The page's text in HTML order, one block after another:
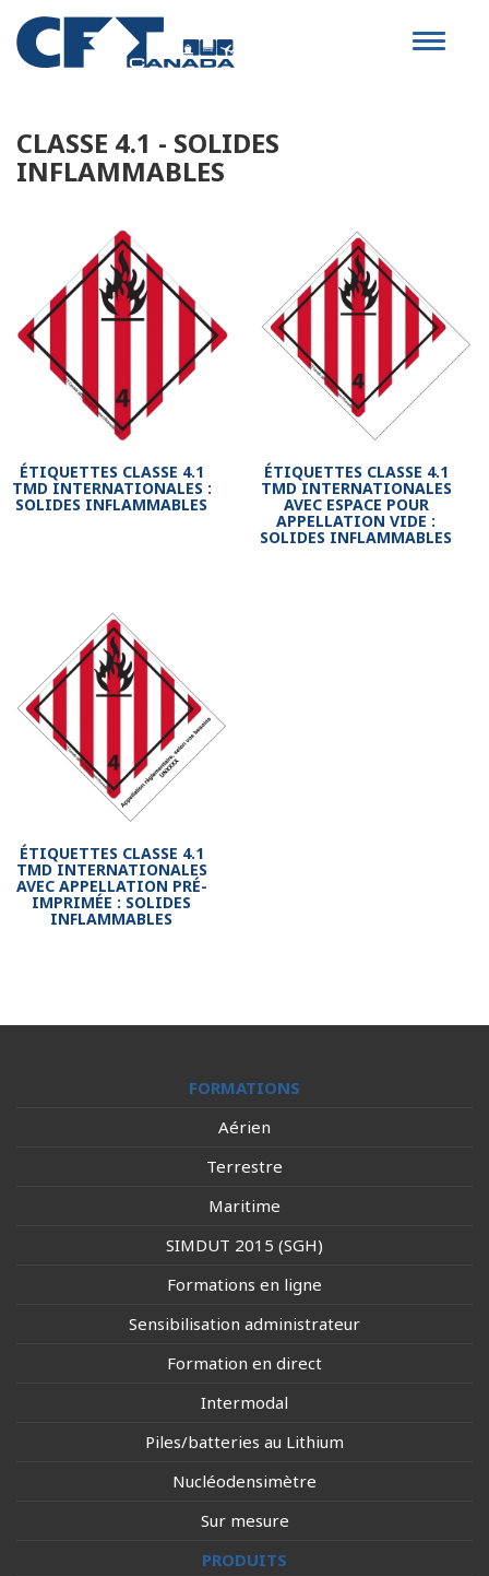
Toggle
CLASSE 4.1 - SOLIDES
INFLAMMABLES
ÉTIQUETTES CLASSE 4.1
TMD INTERNATIONALES :
SOLIDES INFLAMMABLES
ÉTIQUETTES CLASSE 4.1
TMD INTERNATIONALES
AVEC ESPACE POUR
APPELLATION VIDE :
SOLIDES INFLAMMABLES
ÉTIQUETTES CLASSE 4.1
TMD INTERNATIONALES
AVEC APPELLATION PRÉ-
IMPRIMÉE : SOLIDES
INFLAMMABLES
FORMATIONS
Aérien
Terrestre
Maritime
SIMDUT 2015 (SGH)
Formations en ligne
Sensibilisation administrateur
Formation en direct
Intermodal
Piles/batteries au Lithium
Nucléodensimètre
Sur mesure
PRODUITS